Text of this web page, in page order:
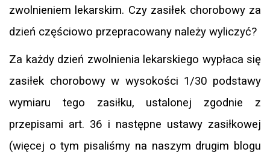
zwolnieniem lekarskim. Czy zasiłek chorobowy za
dzień częściowo przepracowany należy wyliczyć?
Za każdy dzień zwolnienia lekarskiego wypłaca się
zasiłek chorobowy w wysokości 1/30 podstawy
wymiaru tego zasiłku, ustalonej zgodnie z
przepisami art. 36 i następne ustawy zasiłkowej
(więcej o tym pisaliśmy na naszym drugim blogu